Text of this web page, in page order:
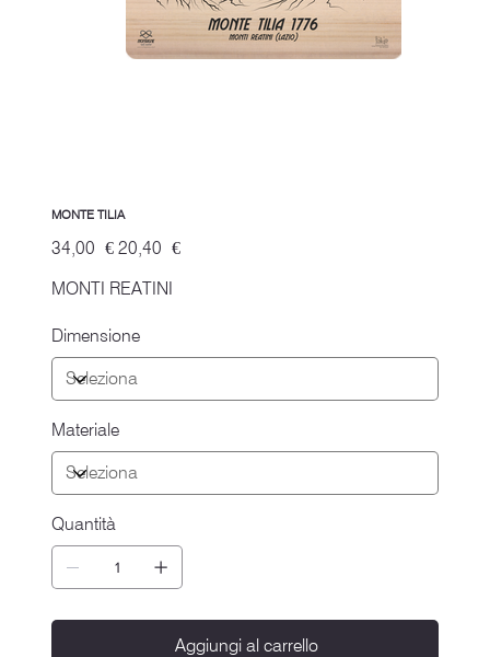
MONTE TILIA
Prezzo
originale
34,00 € Prezzo
scontato
20,40 €
MONTI REATINI
Dimensione
Materiale
Quantità
Aggiungi al carrello